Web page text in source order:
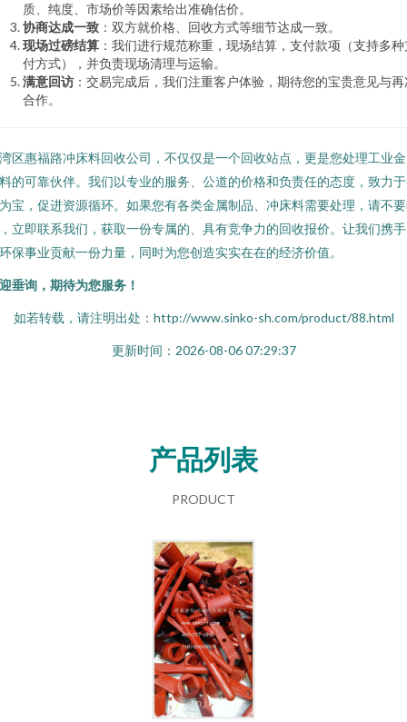
质、纯度、市场价等因素给出准确估价。
协商达成一致 ：双方就价格、回收方式等细节达成一致。
现场过磅结算 ：我们进行规范称重，现场结算，支付款项（支持多种
付方式），并负责现场清理与运输。
满意回访 ：交易完成后，我们注重客户体验，期待您的宝贵意见与再
合作。
区惠福路冲床料回收公司，不仅仅是一个回收站点，更是您处理工业
的可靠伙伴。我们以专业的服务、公道的价格和负责任的态度，致力
宝，促进资源循环。如果您有各类金属制品、冲床料需要处理，请不
立即联系我们，获取一份专属的、具有竞争力的回收报价。让我们携
保事业贡献一份力量，同时为您创造实实在在的经济价值。
垂询，期待为您服务！
如若转载，请注明出处：http://www.sinko-sh.com/product/88.html
更新时间：2026-08-06 07:29:37
产品列表
PRODUCT